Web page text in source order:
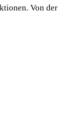
Von der